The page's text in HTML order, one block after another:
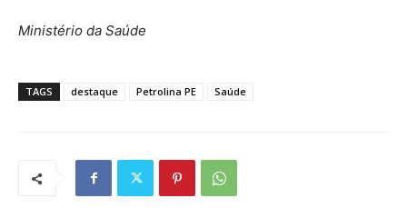
Ministério da Saúde
TAGS destaque Petrolina PE Saúde